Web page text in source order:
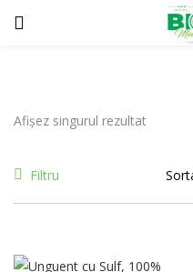
AUTENTIFICARE
Introduceti numele de
Afișez singurul rezultat
Filtru